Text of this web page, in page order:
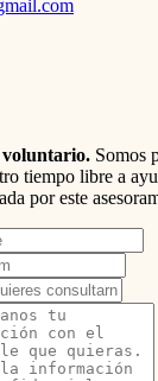
Somos
tiempo libre a
por este